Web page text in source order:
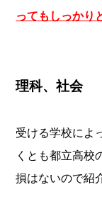
ってもしっかり
理科、社会
受ける学校によ
くとも都立高校
損はないので紹